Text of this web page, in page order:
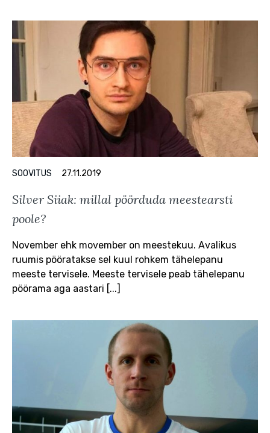
Silver Siiak: millal pöörduda meestearsti
poole?
November ehk movember on meestekuu. Avalikus
ruumis pööratakse sel kuul rohkem tähelepanu
meeste tervisele. Meeste tervisele peab tähelepanu
pöörama aga aastari [...]
SOOVITUS 27.11.2019